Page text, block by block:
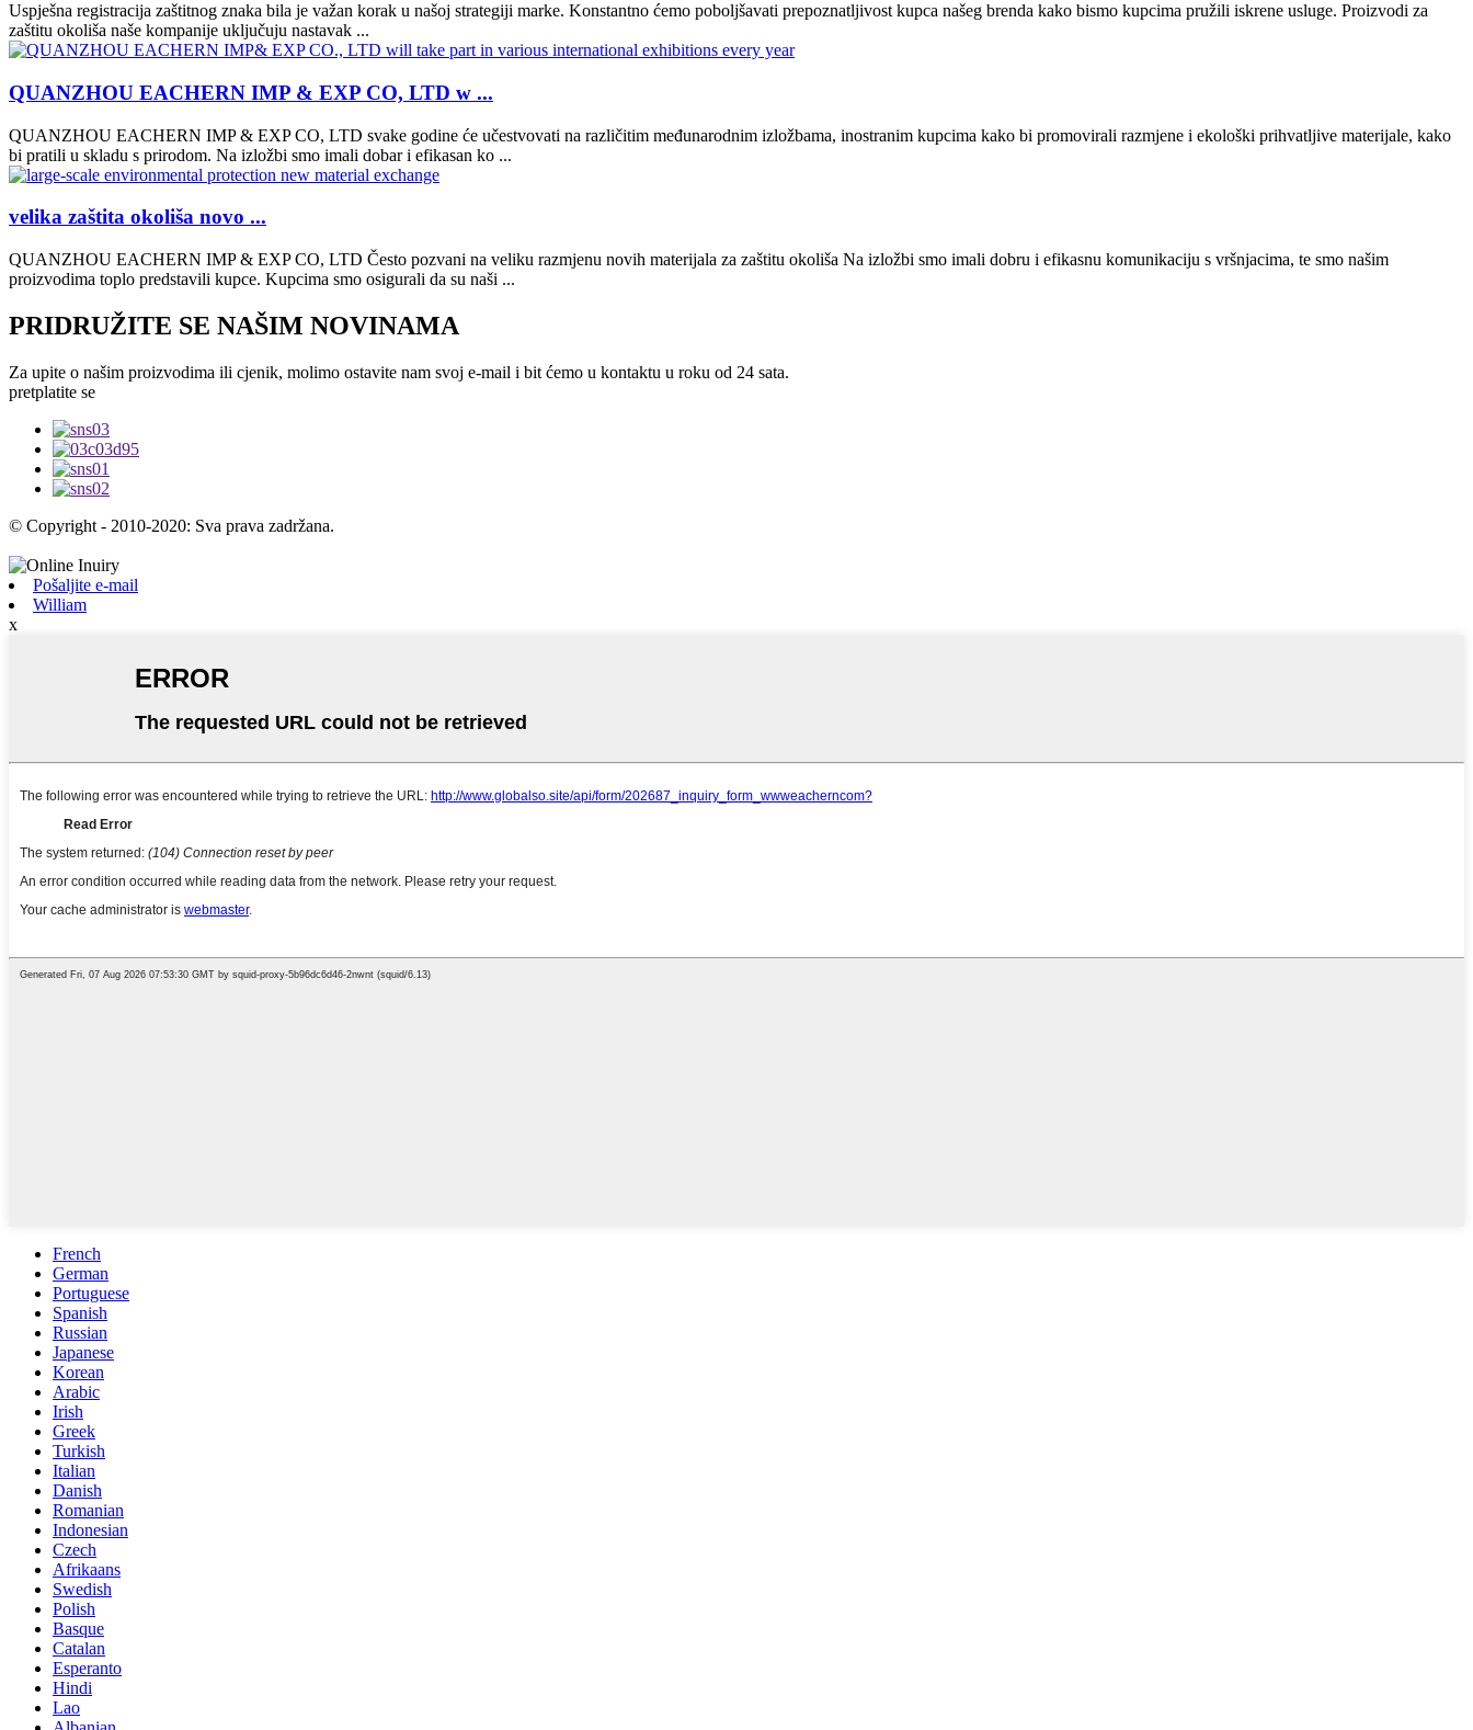
Uspješna registracija zaštitnog znaka bila je važan korak u našoj strategiji marke. Konstantno ćemo poboljšavati prepoznatljivost kupca našeg brenda kako bismo kupcima pružili iskrene usluge. Proizvodi za
zaštitu okoliša naše kompanije uključuju nastavak ...
QUANZHOU EACHERN IMP & EXP CO, LTD w ...
QUANZHOU EACHERN IMP & EXP CO, LTD svake godine će učestvovati na različitim međunarodnim izložbama, inostranim kupcima kako bi promovirali razmjene i ekološki prihvatljive materijale, kako
bi pratili u skladu s prirodom. Na izložbi smo imali dobar i efikasan ko ...
velika zaštita okoliša novo ...
QUANZHOU EACHERN IMP & EXP CO, LTD Često pozvani na veliku razmjenu novih materijala za zaštitu okoliša Na izložbi smo imali dobru i efikasnu komunikaciju s vršnjacima, te smo našim
proizvodima toplo predstavili kupce. Kupcima smo osigurali da su naši ...
PRIDRUŽITE SE NAŠIM NOVINAMA
Za upite o našim proizvodima ili cjenik, molimo ostavite nam svoj e-mail i bit ćemo u kontaktu u roku od 24 sata.
pretplatite se
© Copyright - 2010-2020: Sva prava zadržana.
Pošaljite e-mail
William
x
French
German
Portuguese
Spanish
Russian
Japanese
Korean
Arabic
Irish
Greek
Turkish
Italian
Danish
Romanian
Indonesian
Czech
Afrikaans
Swedish
Polish
Basque
Catalan
Esperanto
Hindi
Lao